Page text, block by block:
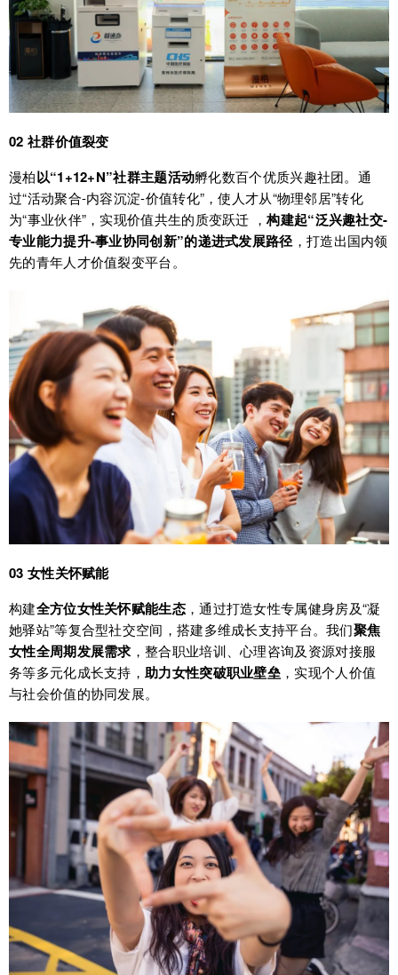
02 社群价值裂变
漫柏以“1+12+N”社群主题活动孵化数百个优质兴趣社团。通
过“活动聚合-内容沉淀-价值转化”，使人才从“物理邻居”转化
为“事业伙伴”，实现价值共生的质变跃迁 ，构建起“泛兴趣社交-
专业能力提升-事业协同创新”的递进式发展路径，打造出国内领
先的青年人才价值裂变平台。
03 女性关怀赋能
构建全方位女性关怀赋能生态，通过打造女性专属健身房及“凝
她驿站”等复合型社交空间，搭建多维成长支持平台。我们聚焦
女性全周期发展需求 ，整合职业培训、心理咨询及资源对接服
务等多元化成长支持，助力女性突破职业壁垒 ，实现个人价值
与社会价值的协同发展。